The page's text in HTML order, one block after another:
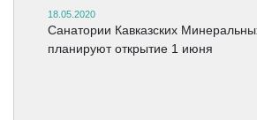
18.05.2020
Санатории Кавказских
планируют открытие 1 июня